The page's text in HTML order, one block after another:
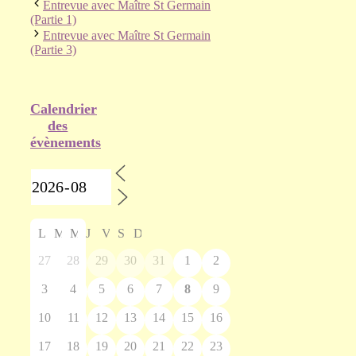
Entrevue avec Maître St Germain
(Partie 1)
Entrevue avec Maître St Germain
(Partie 3)
Calendrier
des
évènements
L M M J V S
D
27
28 29 30 31 1 2
3 4 5 6 7 8 9
10 11 12 13 14 15 16
17 18 19 20 21 22 23